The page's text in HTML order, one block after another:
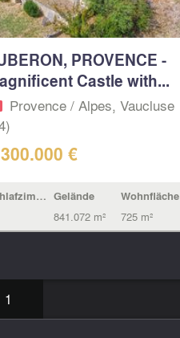
PROVENCE -
Castle with...
Provence / Alpes, Vaucluse
€
Schlafzimmern Gelände
841.072 m²
Wohnfläche
725 m²
1